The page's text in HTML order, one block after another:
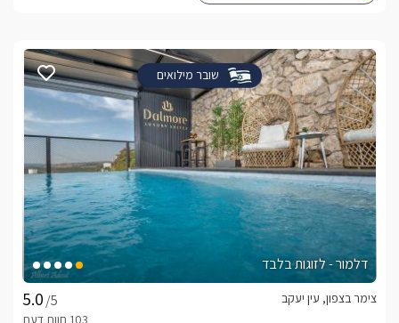
שובר מילואים
דלמור - לזוגות בלבד
/5
צימר בצפון, עין יעקב